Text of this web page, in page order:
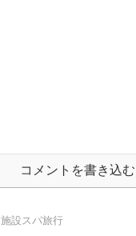
コメントを書き込む
施設スパ旅行